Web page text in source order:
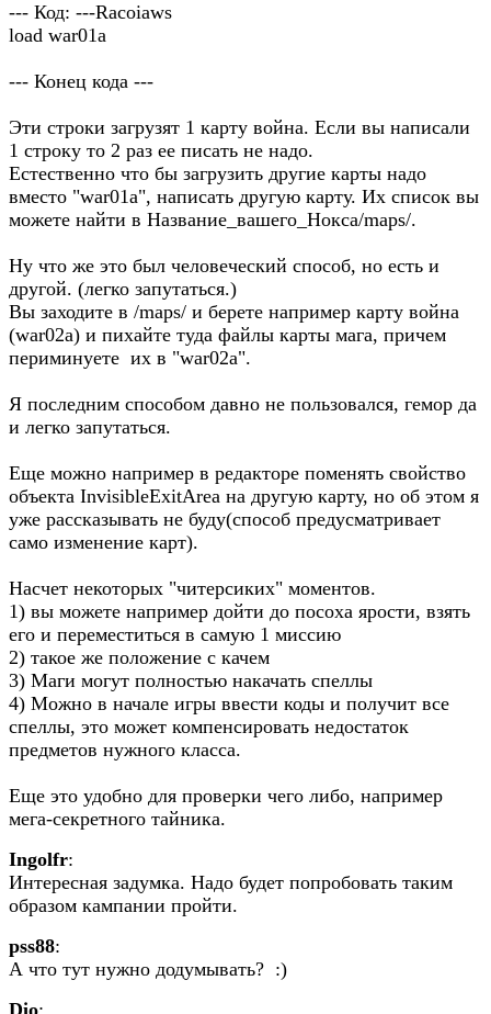
--- Код: ---Racoiaws
load war01a
--- Конец кода ---
Эти строки загрузят 1 карту война. Если вы написали
1 строку то 2 раз ее писать не надо.
Естественно что бы загрузить другие карты надо
вместо "war01a", написать другую карту. Их список вы
можете найти в Название_вашего_Нокса/maps/.
Ну что же это был человеческий способ, но есть и
другой. (легко запутаться.)
Вы заходите в /maps/ и берете например карту война
(war02a) и пихайте туда файлы карты мага, причем
периминуете их в "war02a".
Я последним способом давно не пользовался, гемор да
и легко запутаться.
Еще можно например в редакторе поменять свойство
объекта InvisibleExitArea на другую карту, но об этом я
уже рассказывать не буду(способ предусматривает
само изменение карт).
Насчет некоторых "читерсиких" моментов.
1) вы можете например дойти до посоха ярости, взять
его и переместиться в самую 1 миссию
2) такое же положение с качем
3) Маги могут полностью накачать спеллы
4) Можно в начале игры ввести коды и получит все
спеллы, это может компенсировать недостаток
предметов нужного класса.
Еще это удобно для проверки чего либо, например
мега-секретного тайника.
Ingolfr:
Интересная задумка. Надо будет попробовать таким
образом кампании пройти.
pss88:
А что тут нужно додумывать? :)
Dio: